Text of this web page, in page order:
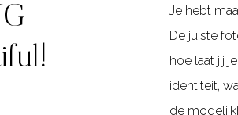
Je hebt
De juiste
hoe laat jij
identiteit,
de